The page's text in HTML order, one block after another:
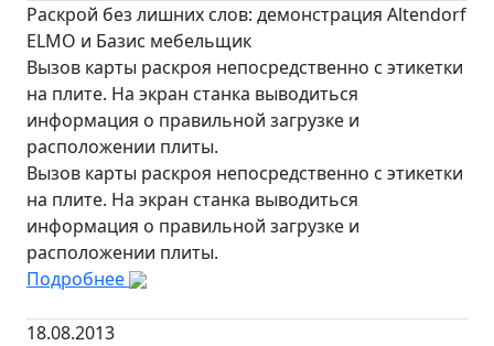
Раскрой без лишних слов: демонстрация Altendorf
ELMO и Базис мебельщик
Вызов карты раскроя непосредственно с этикетки
на плите. На экран станка выводиться
информация о правильной загрузке и
расположении плиты.
Вызов карты раскроя непосредственно с этикетки
на плите. На экран станка выводиться
информация о правильной загрузке и
расположении плиты.
Подробнее
18.08.2013